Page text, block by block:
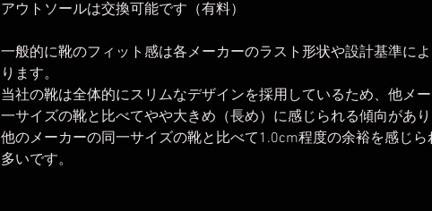
アウトソールは交換可能です（有料）
一般的に靴のフィット感は各メーカーのラスト形状や設計基準に
ります。
当社の靴は全体的にスリムなデザインを採用しているため、他メ
一サイズの靴と比べてやや大きめ（長め）に感じられる傾向があり
他のメーカーの同一サイズの靴と比べて1.0cm程度の余裕を感じら
多いです。